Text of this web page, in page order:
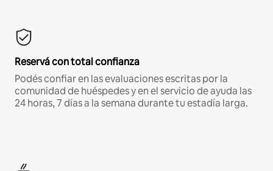
Reservá con total confianza
Podés confiar en las evaluaciones escritas por la
comunidad de huéspedes y en el servicio de ayuda las
24 horas, 7 días a la semana durante tu estadía larga.